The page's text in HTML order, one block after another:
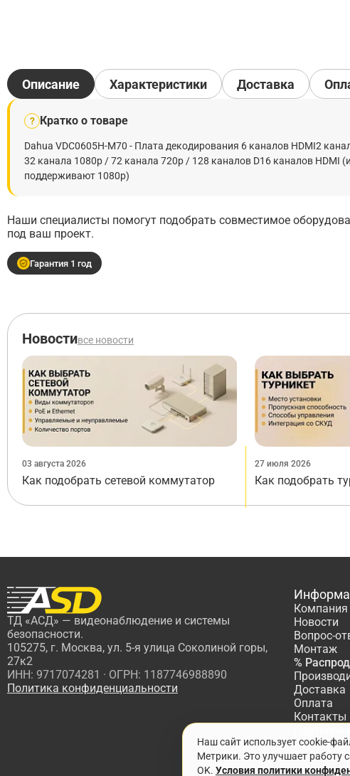
Описание
? Кратко о товаре
Dahua VDC0605H-M70 - Плата декодирования 6 каналов HDMI2
32 канала 1080p / 72 канала 720p / 128 каналов D16 каналов
поддерживают 1080p)
Наши специалисты помогут подобрать совместимое
под ваш проект.
Гарантия 1 год
Характеристики Доставка
Новостивсе новости
03 августа 2026
Как подобрать сетевой коммутатор
27 июля 2026
Как подобрать
ТД «АСД» — видеонаблюдение и системы
безопасности.
105275, г. Москва, ул. 5-я улица Соколиной горы,
27к2
ИНН: 9717074281 · ОГРН: 1187746988890
Политика конфиденциальности
Компания
Новости
Вопрос-
Монтаж
%
Доставка
Оплата
Контакты
Наш сайт использует cookie-
Метрики. Это улучшает работу
OK. Условия политики